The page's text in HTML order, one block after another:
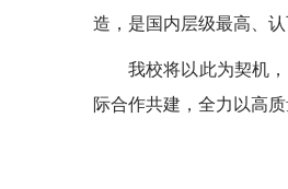
造，是国内层级最高、
我校将以此为契机
际合作共建，全力以高